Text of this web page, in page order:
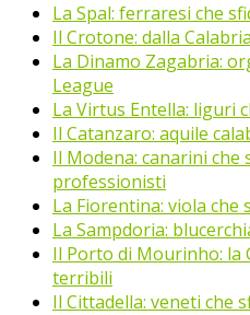
La Spal: ferraresi che
Il Crotone: dalla
La Dinamo Zagabria:
League
La Virtus Entella: liguri
Il Catanzaro: aquile
Il Modena: canarini
professionisti
La Fiorentina: viola
La Sampdoria:
Il Porto di Mourinho: la
terribili
Il Cittadella: veneti che